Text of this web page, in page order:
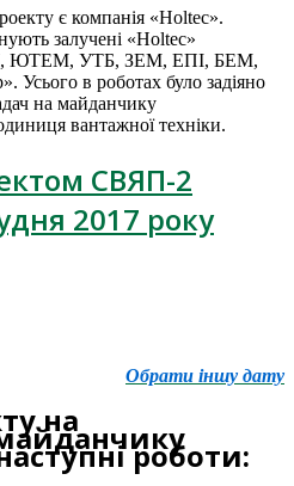
є компанія «Holtec».
залучені «Holtec»
ЮТЕМ, УТБ, ЗЕМ, ЕПІ, БЕМ,
Усього в роботах було задіяно
на майданчику
вантажної техніки.
СВЯП-2
2017 року
Обрати іншу дату
на
роботи: